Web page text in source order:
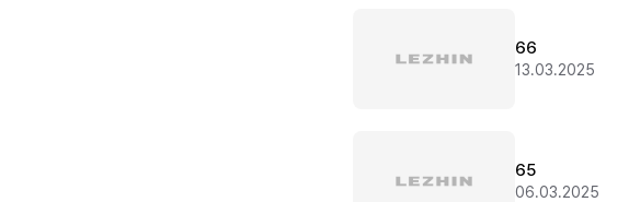
66
13.03.2025
65
06.03.2025